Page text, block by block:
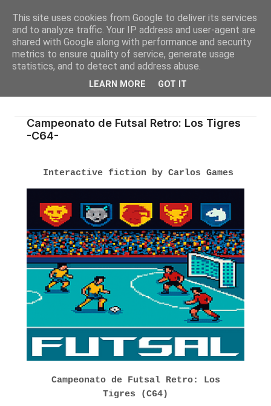
Campeonato de Futsal Retro: Los Tigres
-C64-
Interactive fiction by Carlos Games
Campeonato de Futsal Retro: Los
Tigres (C64)
This site uses cookies from Google to deliver its services
and to analyze traffic. Your IP address and user-agent are
shared with Google along with performance and security
metrics to ensure quality of service, generate usage
statistics, and to detect and address abuse.
LEARN MORE GOT IT